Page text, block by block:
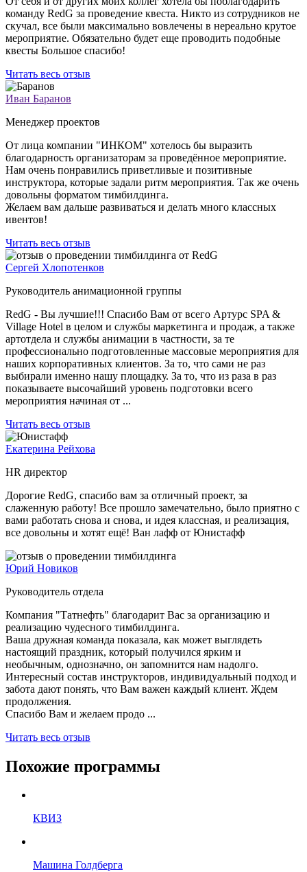
команду RedG за проведение квеста. Никто из сотрудников не
скучал, все были максимально вовлечены в нереально крутое
мероприятие. Обязательно будет еще проводить подобные
квесты Большое спасибо!
Читать весь отзыв
Иван Баранов
Менеджер проектов
От лица компании "ИНКОМ" хотелось бы выразить
благодарность организаторам за проведённое мероприятие.
Нам очень понравились приветливые и позитивные
инструктора, которые задали ритм мероприятия. Так же очень
довольны форматом тимбилдинга.
Желаем вам дальше развиваться и делать много классных
ивентов!
Читать весь отзыв
Сергей Хлопотенков
Руководитель анимационной группы
RedG - Вы лучшие!!! Спасибо Вам от всего Артурс SPA &
Village Hotel в целом и службы маркетинга и продаж, а также
артотдела и службы анимации в частности, за те
профессионально подготовленные массовые мероприятия для
наших корпоративных клиентов. За то, что сами не раз
выбирали именно нашу площадку. За то, что из раза в раз
показываете высочайший уровень подготовки всего
мероприятия начиная от ...
Читать весь отзыв
Екатерина Рейхова
HR директор
Дорогие RedG, спасибо вам за отличный проект, за
слаженную работу! Все прошло замечательно, было приятно с
вами работать снова и снова, и идея классная, и реализация,
все довольны и хотят ещё! Ван лафф от Юнистафф
Юрий Новиков
Руководитель отдела
Компания "Татнефть" благодарит Вас за организацию и
реализацию чудесного тимбилдинга.
Ваша дружная команда показала, как может выглядеть
настоящий праздник, который получился ярким и
необычным, однозначно, он запомнится нам надолго.
Интересный состав инструкторов, индивидуальный подход и
забота дают понять, что Вам важен каждый клиент. Ждем
продолжения.
Спасибо Вам и желаем продо ...
Читать весь отзыв
Похожие программы
КВИЗ
Машина Голдберга